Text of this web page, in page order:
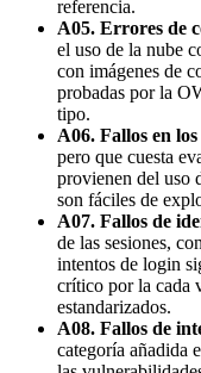
referencia.
A05. Errores de
el uso de la nube
con imágenes de
probadas por la
tipo.
A06. Fallos en
pero que cuesta
provienen del uso
son fáciles de
A07. Fallos de
de las sesiones,
intentos de login
crítico por la cada
estandarizados.
A08. Fallos de
categoría añadida